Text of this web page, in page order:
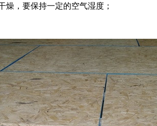
燥，要保持一定的空气湿度；